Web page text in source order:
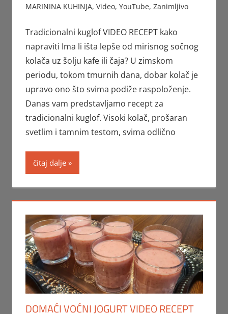
MARININA KUHINJA, Video, YouTube, Zanimljivo
Tradicionalni kuglof VIDEO RECEPT kako
napraviti Ima li išta lepše od mirisnog sočnog
kolača uz šolju kafe ili čaja? U zimskom
periodu, tokom tmurnih dana, dobar kolač je
upravo ono što svima podiže raspoloženje.
Danas vam predstavljamo recept za
tradicionalni kuglof. Visoki kolač, prošaran
svetlim i tamnim testom, svima odlično
čitaj dalje
DOMAĆI VOĆNI JOGURT VIDEO RECEPT